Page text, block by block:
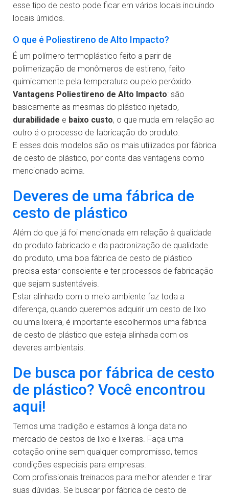
esse tipo de cesto pode ficar em vários locais incluindo
locais úmidos.
O que é Poliestireno de Alto Impacto?
É um polímero termoplástico feito a parir de
polimerização de monômeros de estireno, feito
quimicamente pela temperatura ou pelo peróxido.
Vantagens Poliestireno de Alto Impacto: são
basicamente as mesmas do plástico injetado,
durabilidade e baixo custo, o que muda em relação ao
outro é o processo de fabricação do produto.
E esses dois modelos são os mais utilizados por fábrica
de cesto de plástico, por conta das vantagens como
mencionado acima.
Deveres de uma fábrica de
cesto de plástico
Além do que já foi mencionada em relação à qualidade
do produto fabricado e da padronização de qualidade
do produto, uma boa fábrica de cesto de plástico
precisa estar consciente e ter processos de fabricação
que sejam sustentáveis.
Estar alinhado com o meio ambiente faz toda a
diferença, quando queremos adquirir um cesto de lixo
ou uma lixeira, é importante escolhermos uma fábrica
de cesto de plástico que esteja alinhada com os
deveres ambientais.
De busca por fábrica de cesto
de plástico? Você encontrou
aqui!
Temos uma tradição e estamos à longa data no
mercado de cestos de lixo e lixeiras. Faça uma
cotação online sem qualquer compromisso, temos
condições especiais para empresas.
Com profissionais treinados para melhor atender e tirar
suas dúvidas. Se buscar por fábrica de cesto de